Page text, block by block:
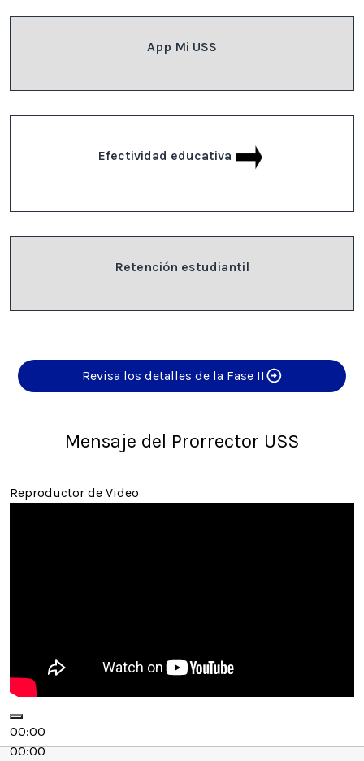
App Mi USS
Efectividad educativa
Retención estudiantil
Revisa los detalles de la Fase II
Mensaje del Prorrector USS
Reproductor de Video
00:00
00:00